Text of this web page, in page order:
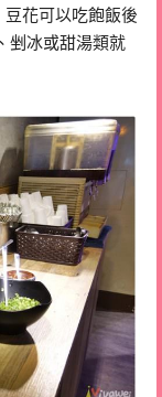
豆花可以吃飽飯後
剉冰或甜湯類就